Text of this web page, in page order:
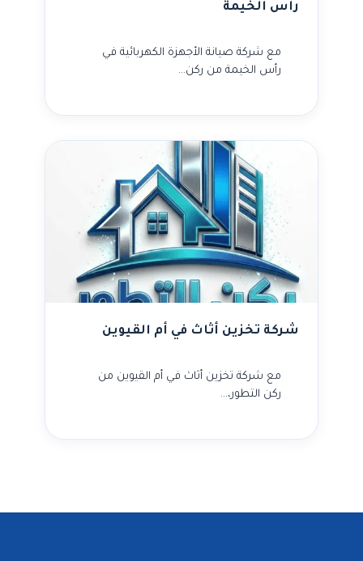
رأس الخيمة
مع شركة صيانة الأجهزة الكهربائية في
رأس الخيمة من ركن…
شركة تخزين أثاث في أم القيوين
مع شركة تخزين أثاث في أم القيوين من
ركن التطور،…